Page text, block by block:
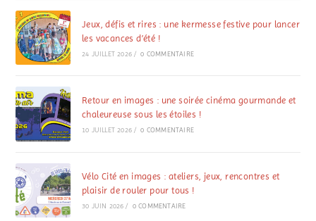
Jeux, défis et rires : une kermesse festive pour lancer
les vacances d’été !
24 JUILLET 2026 / 0 COMMENTAIRE
Retour en images : une soirée cinéma gourmande et
chaleureuse sous les étoiles !
10 JUILLET 2026 / 0 COMMENTAIRE
Vélo Cité en images : ateliers, jeux, rencontres et
plaisir de rouler pour tous !
30 JUIN 2026 / 0 COMMENTAIRE